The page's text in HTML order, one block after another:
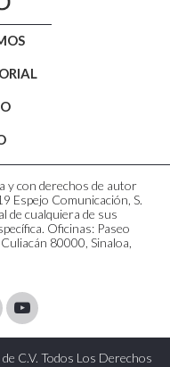
y con derechos de autor
Espejo Comunicación, S.
de cualquiera de sus
Oficinas: Paseo
80000, Sinaloa,
C.V. Todos Los Derechos